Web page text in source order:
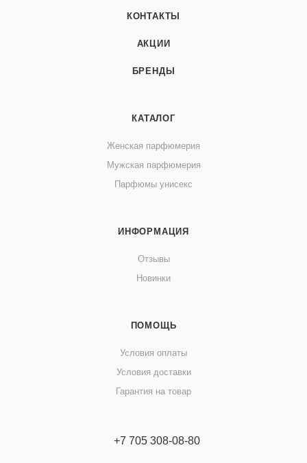
КОНТАКТЫ
АКЦИИ
БРЕНДЫ
КАТАЛОГ
Женская парфюмерия
Мужская парфюмерия
Парфюмы унисекс
ИНФОРМАЦИЯ
Отзывы
Новинки
ПОМОЩЬ
Условия оплаты
Условия доставки
Гарантия на товар
+7 705 308-08-80